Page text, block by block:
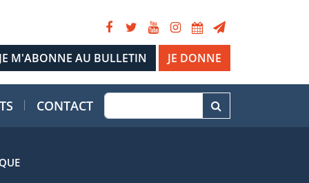
JE DONNE
CONTACT